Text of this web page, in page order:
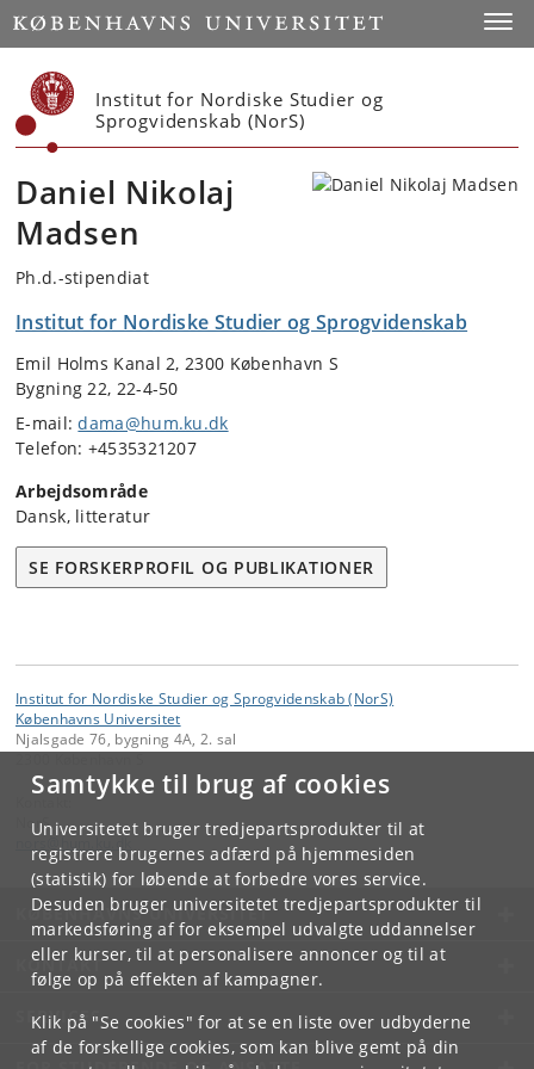
Samtykke til brug af cookies
Universitetet bruger tredjepartsprodukter til at
registrere brugernes adfærd på hjemmesiden
(statistik) for løbende at forbedre vores service.
Desuden bruger universitetet tredjepartsprodukter til
markedsføring af for eksempel udvalgte uddannelser
eller kurser, til at personalisere annoncer og til at
følge op på effekten af kampagner.
Klik på "Se cookies" for at se en liste over udbyderne
af de forskellige cookies, som kan blive gemt på din
Start
Institut for Nordiske Studier og
Sprogvidenskab (NorS)
Daniel Nikolaj
Madsen
Ph.d.-stipendiat
Institut for Nordiske Studier og Sprogvidenskab
Emil Holms Kanal 2, 2300 København S
Bygning 22, 22-4-50
E-mail:dama@hum.ku.dk
Telefon: +4535321207
Arbejdsområde
Dansk, litteratur
SE FORSKERPROFIL OG PUBLIKATIONER
Institut for Nordiske Studier og Sprogvidenskab (NorS)
Københavns Universitet
Njalsgade 76, bygning 4A, 2. sal
NorS
KØBENHAVNS UNIVERSITET
KONTAKT
SERVICES